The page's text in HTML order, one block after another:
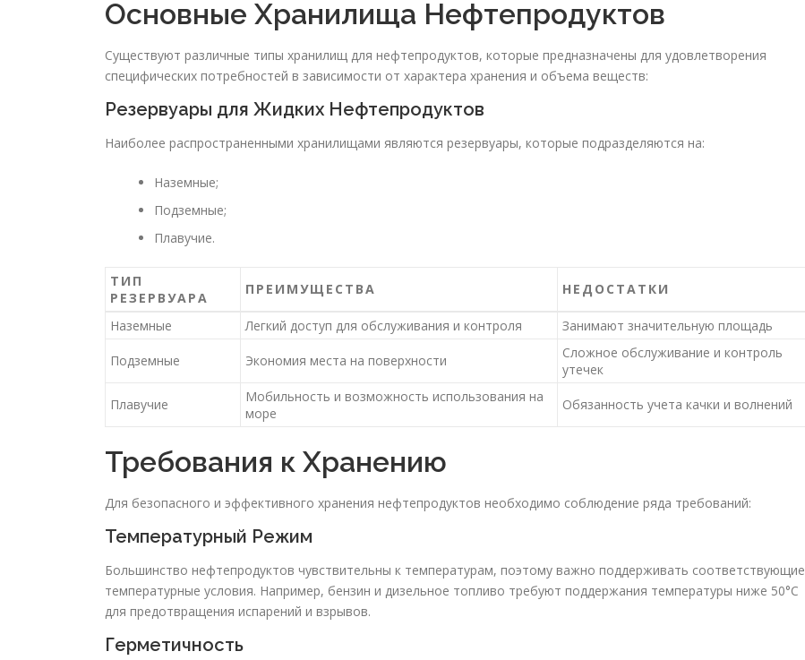
Основные Хранилища Нефтепродуктов
Существуют различные типы хранилищ для нефтепродуктов, которые предназначены для удовлетворения
специфических потребностей в зависимости от характера хранения и объема веществ:
Резервуары для Жидких Нефтепродуктов
Наиболее распространенными хранилищами являются резервуары, которые подразделяются на:
Наземные;
Подземные;
Плавучие.
ТИП
РЕЗЕРВУАРА
ПРЕИМУЩЕСТВА НЕДОСТАТКИ
Наземные Легкий доступ для обслуживания и контроля Занимают значительную площадь
Подземные Экономия места на поверхности
Сложное обслуживание и контроль
утечек
Плавучие
Мобильность и возможность использования на
море
Обязанность учета качки и волнений
Требования к Хранению
Для безопасного и эффективного хранения нефтепродуктов необходимо соблюдение ряда требований:
Температурный Режим
Большинство нефтепродуктов чувствительны к температурам, поэтому важно поддерживать соответствующие
температурные условия. Например, бензин и дизельное топливо требуют поддержания температуры ниже 50°C
для предотвращения испарений и взрывов.
Герметичность